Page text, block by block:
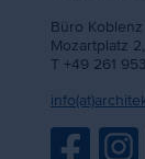
Büro Koblenz
Mozartplatz
T +49 261